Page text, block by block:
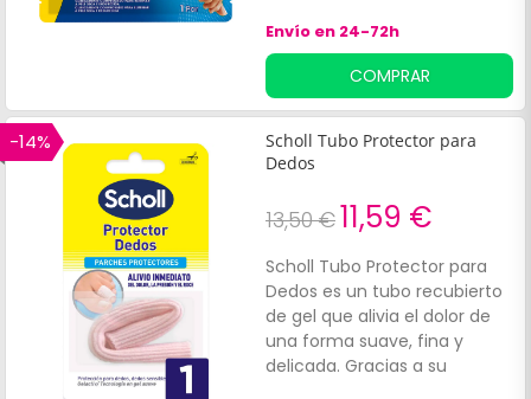
suavemente la piel de los
talones, mientras ofrecen
hidratación y facilita la
eliminación de callos.
Envío en 24-72h
COMPRAR
-14%
Scholl Tubo Protector para
Dedos
13,50 €11,59 €
Scholl Tubo Protector para
Dedos es un tubo recubierto
de gel que alivia el dolor de
una forma suave, fina y
delicada. Gracias a su